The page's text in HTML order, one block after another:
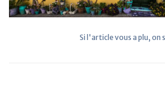
Si l'article vous a plu,